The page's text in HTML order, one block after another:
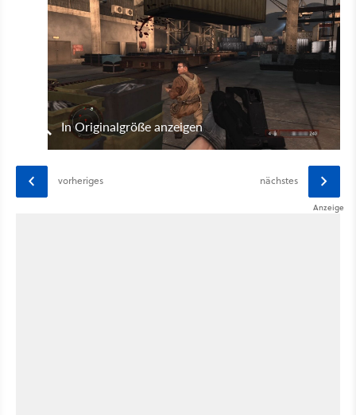
In Originalgröße anzeigen
vorheriges nächstes